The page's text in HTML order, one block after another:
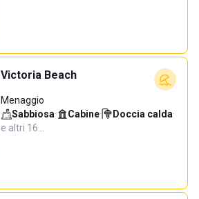
Victoria Beach
Menaggio
Sabbiosa· Cabine· Doccia calda·
e altri 16…